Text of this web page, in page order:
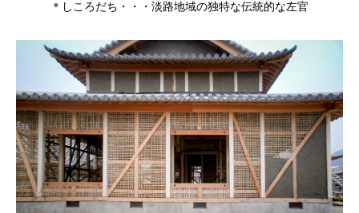
＊しころだち・・・淡路地域の独特な伝統的な左官